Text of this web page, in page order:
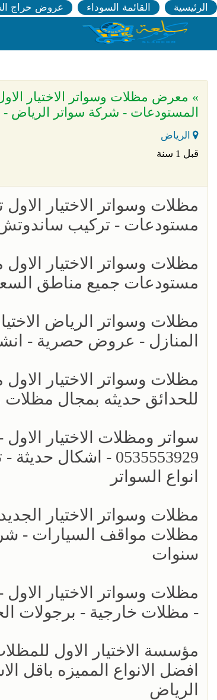
الرئيسية القائمة السوداء عروض حراج
المستودعات - شركة سواتر الرياض -
الرياض
قبل 1 سنة
مظلات وسواتر الاختيار
مستودعات - تركيب
مظلات وسواتر الاختيار
مستودعات جميع مناطق
مظلات وسواتر الرياض
المنازل - عروض حصرية -
مظلات وسواتر الاختيار
للحدائق حديثه بمجال
سواتر ومظلات الاختيار
0535553929 -
انواع السواتر
مظلات مواقف السيارات -
سنوات
- مظلات خارجية - برجولات
افضل الانواع المميزه باقل
الرياض